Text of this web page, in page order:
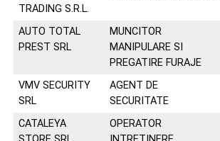
TRADING S.R.L.
AUTO TOTAL
PREST SRL
MUNCITOR
MANIPULARE SI
PREGATIRE FURAJE
VMV SECURITY
SRL
AGENT DE
SECURITATE
CATALEYA
OPERATOR